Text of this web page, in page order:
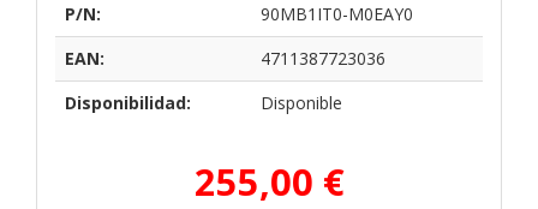
P/N:
90MB1IT0-M0EAY0
EAN:
4711387723036
Disponibilidad:
Disponible
255,00 €